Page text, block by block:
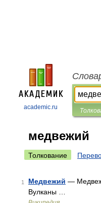
academic.ru
медвежий
Толкование
1 Медвежий —
Вулканы …